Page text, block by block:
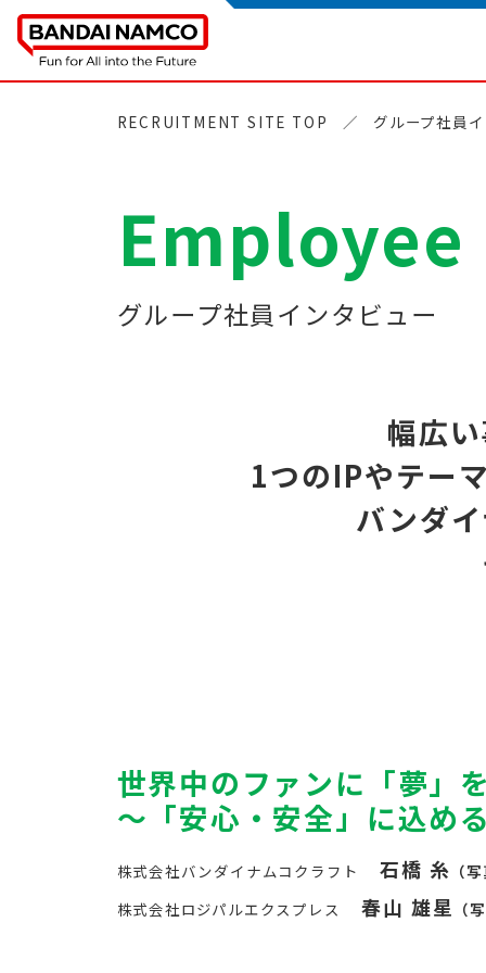
RECRUITMENT SITE TOP グループ社員
グループ社員インタビュー
幅広
1つのIPやテー
バンダ
世界中のファンに「夢」
〜「安心・安全」に込め
株式会社バンダイナムコクラフト 石橋 糸 （
株式会社ロジパルエクスプレス
春山 雄星 （